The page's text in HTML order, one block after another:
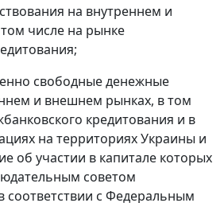
на внутреннем и
числе на рынке
свободные денежные
и внешнем рынках, в том
кредитования и в
на территориях Украины и
об участии в капитале которых
советом
соответствии с Федеральным